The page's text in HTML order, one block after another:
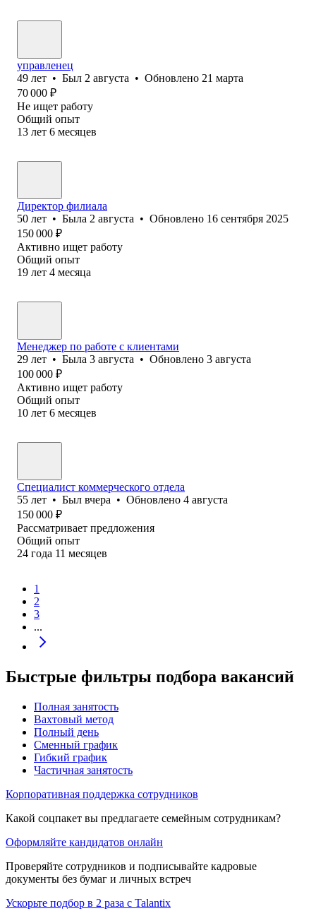
управленец
49 лет • Был 2 августа • Обновлено 21 марта
70 000 ₽
Не ищет работу
Общий опыт
13 лет 6 месяцев
Директор филиала
50 лет • Была 2 августа • Обновлено 16 сентября 2025
150 000 ₽
Активно ищет работу
Общий опыт
19 лет 4 месяца
Менеджер по работе с клиентами
29 лет • Была 3 августа • Обновлено 3 августа
100 000 ₽
Активно ищет работу
Общий опыт
10 лет 6 месяцев
Специалист коммерческого отдела
55 лет • Был вчера • Обновлено 4 августа
150 000 ₽
Рассматривает предложения
Общий опыт
24 года 11 месяцев
1
2
3
...
Быстрые фильтры подбора вакансий
Полная занятость
Вахтовый метод
Полный день
Сменный график
Гибкий график
Частичная занятость
Корпоративная поддержка сотрудников
Какой соцпакет вы предлагаете семейным сотрудникам?
Оформляйте кандидатов онлайн
Проверяйте сотрудников и подписывайте кадровые
документы без бумаг и личных встреч
Ускорьте подбор в 2 раза с Talantix